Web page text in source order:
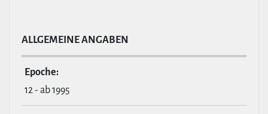
ALL­GE­MEINE ANGABEN
Epoche:
12 - ab 1995